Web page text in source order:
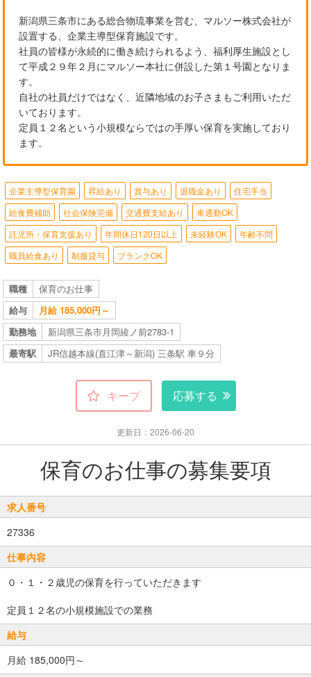
新潟県三条市にある総合物琉事業を営む、マルソー株式会社が
設置する、企業主導型保育施設です。
社員の皆様が永続的に働き続けられるよう、福利厚生施設とし
て平成２９年２月にマルソー本社に併設した第１号園となりま
す。
自社の社員だけではなく、近隣地域のお子さまもご利用いただ
いております。
定員１２名という小規模ならではの手厚い保育を実施しており
ます。
企業主導型保育園 昇給あり 賞与あり 退職金あり
住宅手当
給食費補助
社会保険完備 交通費支給あり
車通勤OK
託児所・保育支援あり
年間休日120日以上 未経験OK
年齢不問
職員給食あり
制服貸与 ブランクOK
職種
保育のお仕事
給与
月給 185,000円～
勤務地
新潟県三条市月岡綾ノ前2783-1
最寄駅
JR信越本線(直江津～新潟) 三条駅 車９分
キープ 応募する
更新日：2026-06-20
保育のお仕事の募集要項
求人番号
27336
仕事内容
０・１・２歳児の保育を行っていただきます
定員１２名の小規模施設での業務
給与
月給 185,000円～